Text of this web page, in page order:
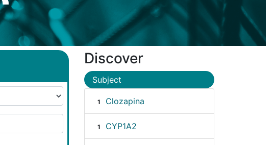
Discover
Subject
1 Clozapina
1 CYP1A2